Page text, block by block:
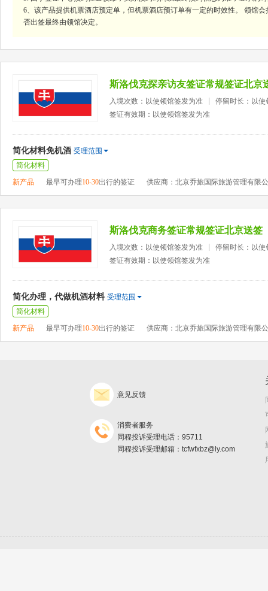
6、该产品提供机票酒店预定单，但机票酒店预订单有一定的时效性。 领馆
否出签最终由领馆决定。
斯洛伐克探亲访友签证常规签证北京
入境次数：以使领馆签发为准
停留时长：以使
签证有效期：以使领馆签发为准
简化材料免机酒 受理范围
简化材料
新产品
最早可办理10-30出行的签证 供应商：北京乔旅国际旅游管理有限
斯洛伐克商务签证常规签证北京送签
入境次数：以使领馆签发为准
停留时长：以使
签证有效期：以使领馆签发为准
简化办理，代做机酒材料 受理范围
简化材料
新产品
最早可办理10-30出行的签证 供应商：北京乔旅国际旅游管理有限
意见反馈
消费者服务
同程投诉受理电话：95711
同程投诉受理邮箱：tcfwfxbz@ly.com